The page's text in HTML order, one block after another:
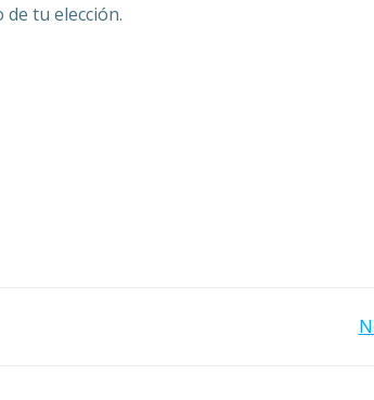
tu elección.